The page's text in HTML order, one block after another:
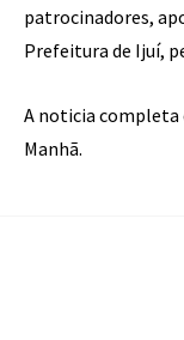
patrocinadores,
Prefeitura de Ijuí,
A noticia completa
Manhã.